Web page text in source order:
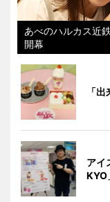
あべのハルカス近
開幕
「
アイ
KYO